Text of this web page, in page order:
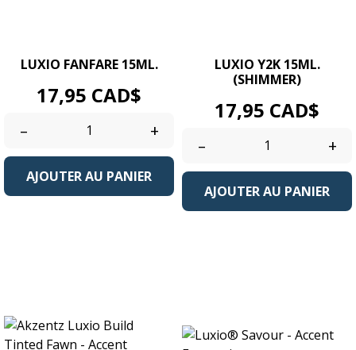
LUXIO FANFARE 15ML.
Prix
17,95 CAD$
– +
AJOUTER AU PANIER
LUXIO Y2K 15ML.
(SHIMMER)
Prix
17,95 CAD$
– +
AJOUTER AU PANIER